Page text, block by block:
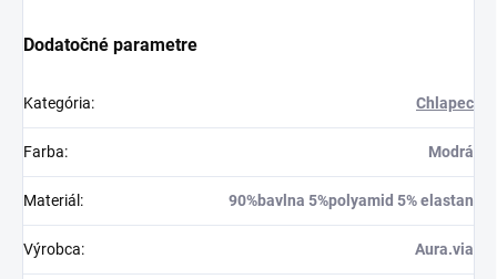
Dodatočné parametre
Kategória: Chlapec
Farba: Modrá
Materiál : 90%bavlna 5%polyamid 5% elastan
Výrobca: Aura.via